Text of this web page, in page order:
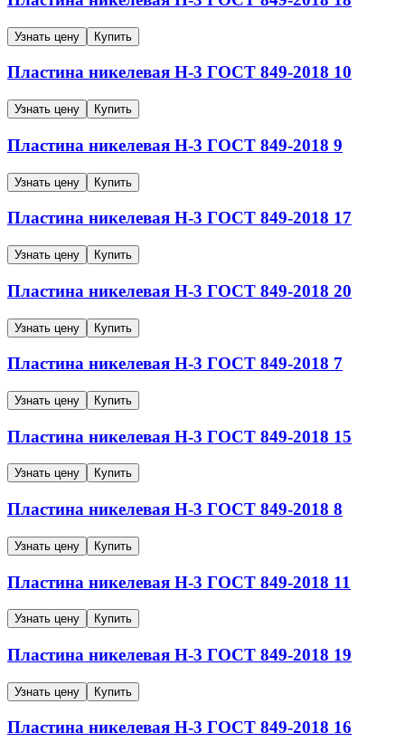
Узнать цену Купить
Пластина никелевая Н-3 ГОСТ 849-2018 10
Узнать цену Купить
Пластина никелевая Н-3 ГОСТ 849-2018 9
Узнать цену Купить
Пластина никелевая Н-3 ГОСТ 849-2018 17
Узнать цену Купить
Пластина никелевая Н-3 ГОСТ 849-2018 20
Узнать цену Купить
Пластина никелевая Н-3 ГОСТ 849-2018 7
Узнать цену Купить
Пластина никелевая Н-3 ГОСТ 849-2018 15
Узнать цену Купить
Пластина никелевая Н-3 ГОСТ 849-2018 8
Узнать цену Купить
Пластина никелевая Н-3 ГОСТ 849-2018 11
Узнать цену Купить
Пластина никелевая Н-3 ГОСТ 849-2018 19
Узнать цену Купить
Пластина никелевая Н-3 ГОСТ 849-2018 16